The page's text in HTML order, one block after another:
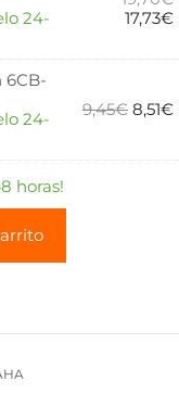
24-
17,73€
6CB-
24-
9,45€ 8,51€
horas!